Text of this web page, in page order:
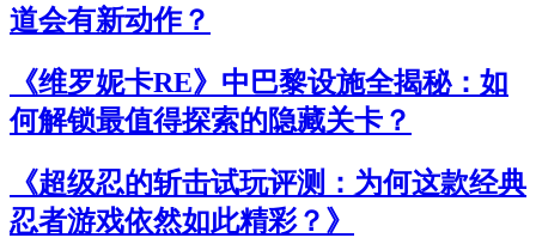
道会有新动作？
《维罗妮卡RE》中巴黎设施全揭秘：如
何解锁最值得探索的隐藏关卡？
《超级忍的斩击试玩评测：为何这款经典
忍者游戏依然如此精彩？》